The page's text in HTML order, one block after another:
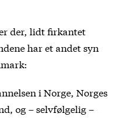
der, lidt firkantet
har et andet syn
i Norge, Norges
og – selvfølgelig –